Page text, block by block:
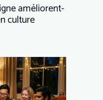
améliorent-
culture